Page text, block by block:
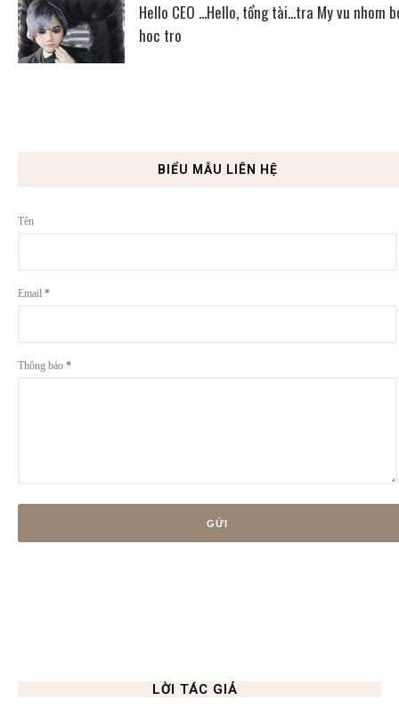
Hello CEO ...Hello, tổng tài...tra My vu nhom
hoc tro
BIỂU MẪU LIÊN HỆ
Tên
Email *
Thông báo *
LỜI TÁC GIẢ